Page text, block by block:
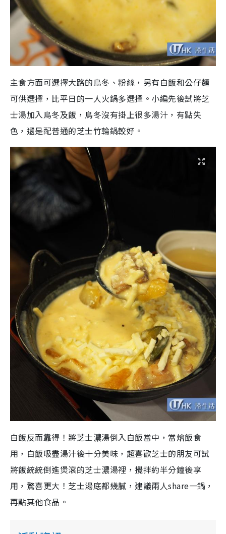
主食方面可選擇大路的鳥冬、粉絲，另有白飯和公仔麵
可供選擇，比平日的一人火鍋多選擇。小編先後試將芝
士湯加入鳥冬及飯，鳥冬沒有掛上很多湯汁，有點失
色，還是配普通的芝士竹輪鍋較好。
白飯反而靠得！將芝士濃湯倒入白飯當中，當燴飯食
用，白飯吸盡湯汁後十分美味，超喜歡芝士的朋友可試
將飯統統倒進煲滾的芝士濃湯裡，攪拌約半分鐘後享
用，驚喜更大！芝士湯底都幾膩，建議兩人share一鍋，
再點其他食品。